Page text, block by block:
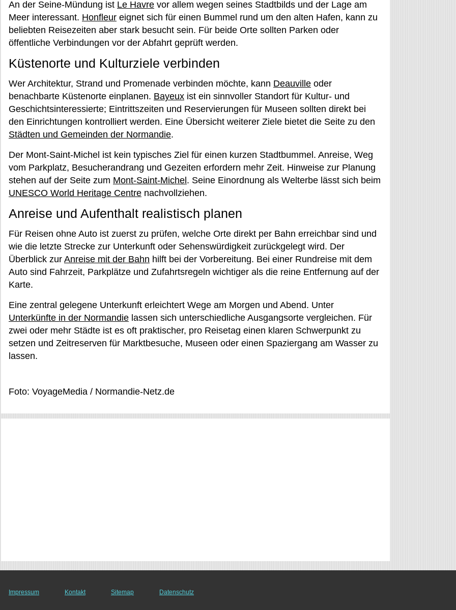
An der Seine-Mündung ist Le Havre vor allem wegen seines Stadtbilds und der Lage am
Meer interessant. Honfleur eignet sich für einen Bummel rund um den alten Hafen, kann zu
beliebten Reisezeiten aber stark besucht sein. Für beide Orte sollten Parken oder
öffentliche Verbindungen vor der Abfahrt geprüft werden.
Küstenorte und Kulturziele verbinden
Wer Architektur, Strand und Promenade verbinden möchte, kann Deauville oder
benachbarte Küstenorte einplanen. Bayeux ist ein sinnvoller Standort für Kultur- und
Geschichtsinteressierte; Eintrittszeiten und Reservierungen für Museen sollten direkt bei
den Einrichtungen kontrolliert werden. Eine Übersicht weiterer Ziele bietet die Seite zu den
Städten und Gemeinden der Normandie.
Der Mont-Saint-Michel ist kein typisches Ziel für einen kurzen Stadtbummel. Anreise, Weg
vom Parkplatz, Besucherandrang und Gezeiten erfordern mehr Zeit. Hinweise zur Planung
stehen auf der Seite zum Mont-Saint-Michel . Seine Einordnung als Welterbe lässt sich beim
UNESCO World Heritage Centre nachvollziehen.
Anreise und Aufenthalt realistisch planen
Für Reisen ohne Auto ist zuerst zu prüfen, welche Orte direkt per Bahn erreichbar sind und
wie die letzte Strecke zur Unterkunft oder Sehenswürdigkeit zurückgelegt wird. Der
Überblick zur Anreise mit der Bahn hilft bei der Vorbereitung. Bei einer Rundreise mit dem
Auto sind Fahrzeit, Parkplätze und Zufahrtsregeln wichtiger als die reine Entfernung auf der
Karte.
Eine zentral gelegene Unterkunft erleichtert Wege am Morgen und Abend. Unter
Unterkünfte in der Normandie lassen sich unterschiedliche Ausgangsorte vergleichen. Für
zwei oder mehr Städte ist es oft praktischer, pro Reisetag einen klaren Schwerpunkt zu
setzen und Zeitreserven für Marktbesuche, Museen oder einen Spaziergang am Wasser zu
lassen.
Foto: VoyageMedia / Normandie-Netz.de
Impressum Kontakt Sitemap Datenschutz